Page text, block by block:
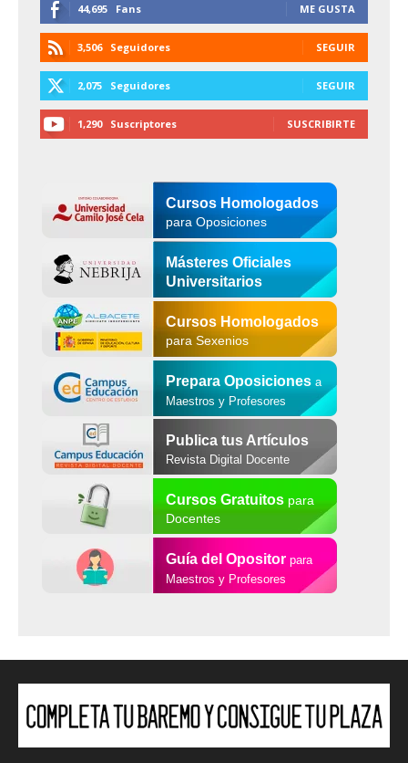
44,695 Fans ME GUSTA
3,506 Seguidores SEGUIR
2,075 Seguidores SEGUIR
1,290 Suscriptores SUSCRIBIRTE
Cursos Homologados
para Oposiciones
Másteres Oficiales
Universitarios
Cursos Homologados
para Sexenios
Prepara Oposiciones a
Maestros y Profesores
Publica tus Artículos
Revista Digital Docente
Cursos Gratuitospara
Docentes
Guía del Opositor para
Maestros y Profesores